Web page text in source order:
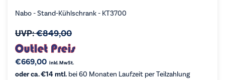
Nabo - Stand-Kühlschrank - KT3700
UVP:€849,00
€669,00 inkl. MwSt.
oder ca. €14 mtl. bei 60 Monaten Laufzeit per Teilzahlung